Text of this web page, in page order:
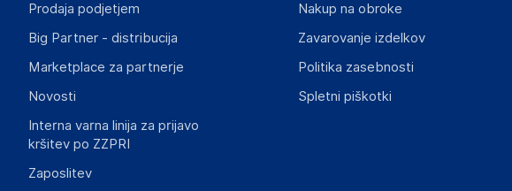
Prodaja podjetjem
Big Partner - distribucija
Marketplace za partnerje
Novosti
Interna varna linija za prijavo
kršitev po ZZPRI
Zaposlitev
Nakup na obroke
Zavarovanje izdelkov
Politika zasebnosti
Spletni piškotki